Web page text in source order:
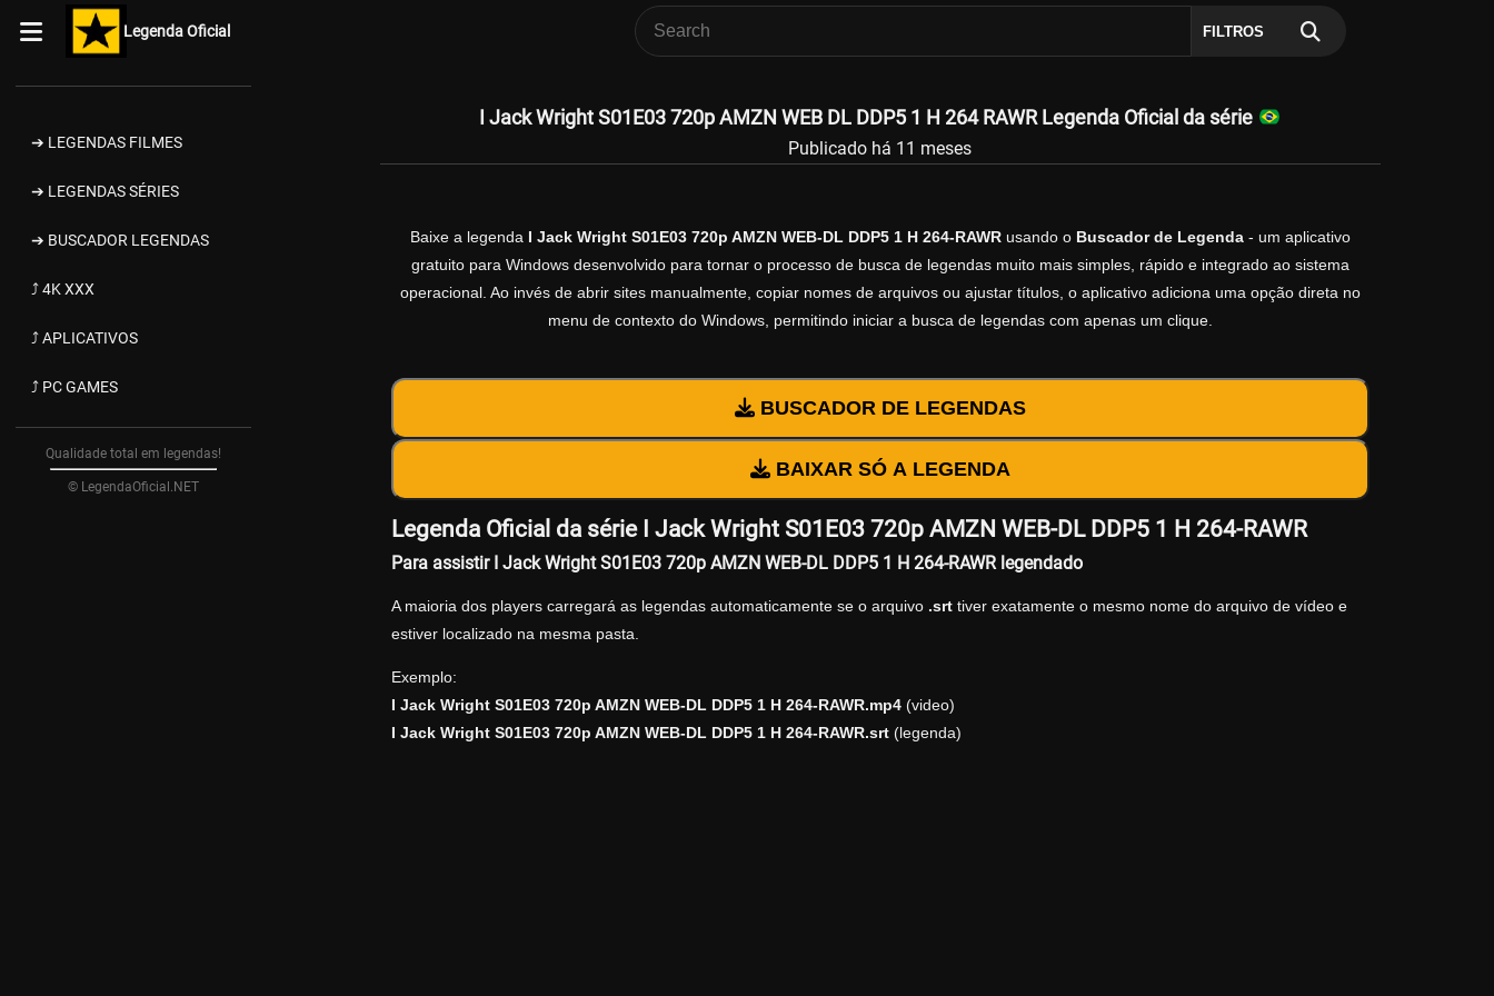
Legenda Oficial FILTROS
➔ LEGENDAS FILMES
➔ LEGENDAS SÉRIES
➔ BUSCADOR LEGENDAS
⤴ 4K XXX
⤴ APLICATIVOS
⤴ PC GAMES
Qualidade total em legendas!
© LegendaOficial.NET
I Jack Wright S01E03 720p AMZN WEB DL DDP5 1 H 264 RAWR Legenda Oficial da série
Publicado há 11 meses
Baixe a legenda I Jack Wright S01E03 720p AMZN WEB-DL DDP5 1 H 264-RAWRusando o Buscador de Legenda- um aplicativo
gratuito para Windows desenvolvido para tornar o processo de busca de legendas muito mais simples, rápido e integrado ao sistema
operacional. Ao invés de abrir sites manualmente, copiar nomes de arquivos ou ajustar títulos, o aplicativo adiciona uma opção direta no
menu de contexto do Windows, permitindo iniciar a busca de legendas com apenas um clique.
BUSCADOR DE LEGENDAS
BAIXAR SÓ A LEGENDA
Legenda Oficial da série I Jack Wright S01E03 720p AMZN WEB-DL DDP5 1 H 264-RAWR
Para assistir I Jack Wright S01E03 720p AMZN WEB-DL DDP5 1 H 264-RAWR legendado
A maioria dos players carregará as legendas automaticamente se o arquivo .srttiver exatamente o mesmo nome do arquivo de vídeo e
estiver localizado na mesma pasta.
Exemplo:
I Jack Wright S01E03 720p AMZN WEB-DL DDP5 1 H 264-RAWR.mp4(video)
I Jack Wright S01E03 720p AMZN WEB-DL DDP5 1 H 264-RAWR.srt(legenda)